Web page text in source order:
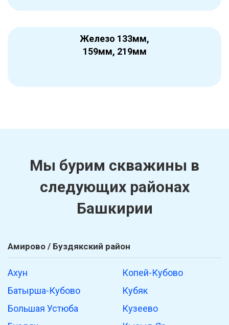
Железо 133мм,
159мм, 219мм
Мы бурим скважины в
следующих районах
Башкирии
Амирово / Буздякский район
Ахун
Батырша-Кубово
Большая Устюба
Копей-Кубово
Кубяк
Кузеево